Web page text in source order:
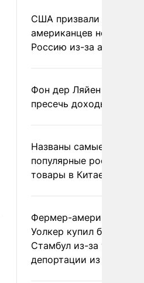
США призвали
американцев не
Россию из-за атак ВСУ
Фон дер Ляйен
пресечь доходы России
Названы самые
популярные российские
товары в Китае
Фермер-американец
Уолкер купил билет в
Стамбул из-за угрозы
депортации из России